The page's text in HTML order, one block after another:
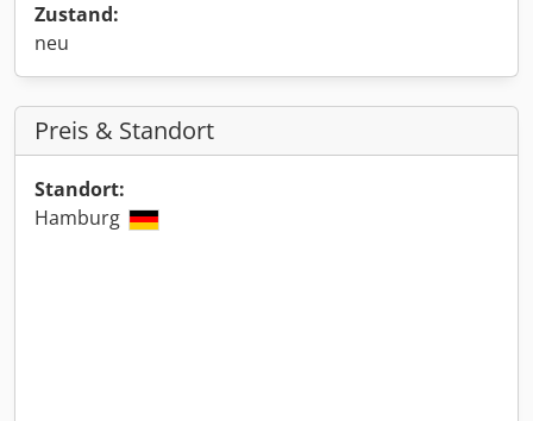
Zustand:
neu
Preis & Standort
Standort:
Hamburg